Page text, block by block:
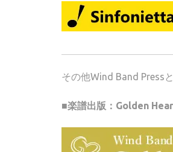
その他Wind Band Press
■楽譜出版：Golden